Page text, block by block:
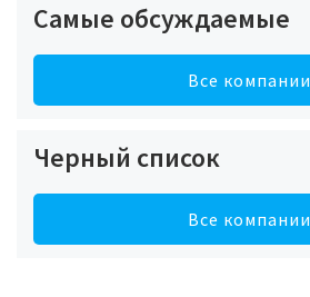
Самые обсуждаемые
Все компании
Черный список
Все компании